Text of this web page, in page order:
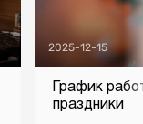
2025-12-15
График
праздники